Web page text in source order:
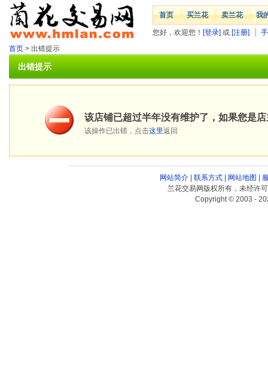
首页 买兰花 卖兰花 我
您好，欢迎您！ [登录] 或 [注册]
首页 > 出错提示
出错提示
该店铺已超过半年没有维护了，如果您是
该操作已出错，点击这里返回
网站简介| 联系方式| 网站地图
兰花交易网版权所有，未经许
Copyright © 2003 -